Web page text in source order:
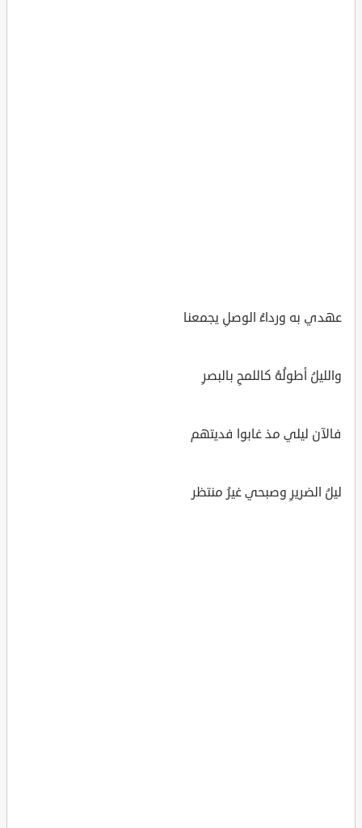
عهدي به ورداءُ الوصلِ يجمعنا
والليلُ أطولُهُ كاللمحِ بالبصرِ
فالآن ليلي مذ غابوا فديتهم
ليلُ الضريرِ وصبحي غيرُ منتظر